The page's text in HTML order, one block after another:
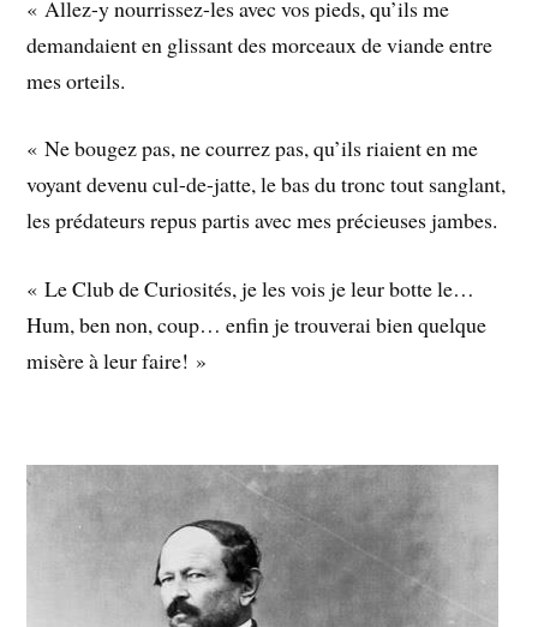
« Allez-y nourrissez-les avec vos pieds, qu’ils me
demandaient en glissant des morceaux de viande entre
mes orteils.
« Ne bougez pas, ne courrez pas, qu’ils riaient en me
voyant devenu cul-de-jatte, le bas du tronc tout sanglant,
les prédateurs repus partis avec mes précieuses jambes.
« Le Club de Curiosités, je les vois je leur botte le…
Hum, ben non, coup… enfin je trouverai bien quelque
misère à leur faire! »